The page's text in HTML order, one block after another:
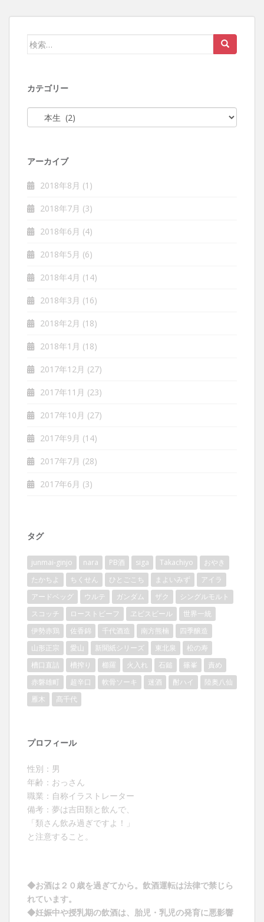
検索:
カテゴリー
カテゴリー
アーカイブ
2018年8月 (1)
2018年7月 (3)
2018年6月 (4)
2018年5月 (6)
2018年4月 (14)
2018年3月 (16)
2018年2月 (18)
2018年1月 (18)
2017年12月 (27)
2017年11月 (23)
2017年10月 (27)
2017年9月 (14)
2017年7月 (28)
2017年6月 (3)
タグ
junmai-ginjo nara PB酒 siga Takachiyo
おやき
たかちよ
ちくせん ひとごこち まよいみず
アイラ
アードベッグ
ウルテ ガンダム ザク
シングルモルト
スコッチ
ローストビーフ ヱビスビール
世界一統
伊勢赤鶏
佐香錦 千代酒造 南方熊楠
四季醸造
山形正宗
愛山 新聞紙シリーズ 東北泉
松の寿
槽口直詰
槽搾り 櫛羅 火入れ 石鎚 篠峯
責め
赤磐雄町
超辛口 軟骨ソーキ 迷酒 酎ハイ
陸奥八仙
雁木
髙千代
プロフィール
性別：男
年齢：おっさん
職業：自称イラストレーター
備考：夢は吉田類と飲んで、
「類さん飲み過ぎですよ！」
と注意すること。
◆お酒は２０歳を過ぎてから。飲酒運転は法律で禁じら
れています。
◆妊娠中や授乳期の飲酒は、胎児・乳児の発育に悪影響